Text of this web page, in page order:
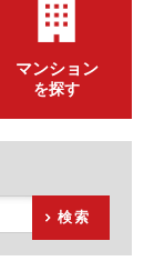
マンション
を探す
検索